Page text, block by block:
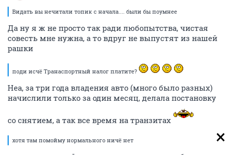
Видать вы нечитали топик с начала.... были бы поумнее
Да ну я ж не просто так ради любопытства, чистая
совесть мне нужна, а то вдруг не выпустят из нашей
рашки
поди исчё Транаспортный налог платите?
Неа, за три года владения авто (много было разных)
начислили только за один месяц, делала постановку
со снятием, а так все время на транзитах
хотя там помойму нормального ничё нет